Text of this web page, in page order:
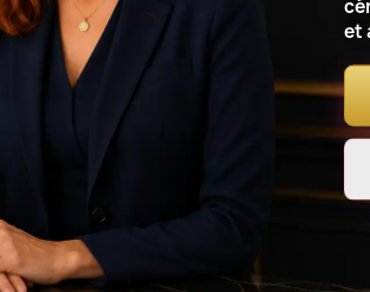
le lieu de cérémonie, renseignez
à l’artisan fleuriste de notre
ou une gerbe est souvent facile à
mais il reste prudent de
doivent accompagner le cercueil.
et